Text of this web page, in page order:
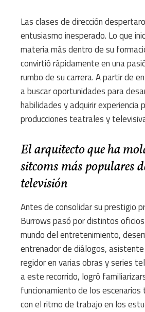
Las clases de dirección
entusiasmo inesperado. Lo que
materia más dentro de su
convirtió rápidamente en una
rumbo de su carrera. A partir de
a buscar oportunidades para
habilidades y adquirir experiencia
producciones teatrales y
El arquitecto que ha
sitcoms más populares
televisión
Antes de consolidar su prestigio
Burrows pasó por distintos
mundo del entretenimiento,
entrenador de diálogos,
regidor en varias obras y series
a este recorrido, logró
funcionamiento de los
con el ritmo de trabajo en los